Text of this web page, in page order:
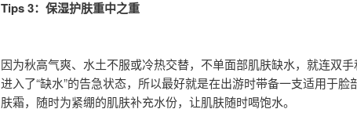
Tips 3：保湿护肤重中之重
因为秋高气爽、水土不服或冷热交替，不单面部肌肤缺水，就连双
进入了“缺水”的告急状态，所以最好就是在出游时带备一支适用于脸
肤霜，随时为紧绷的肌肤补充水份，让肌肤随时喝饱水。